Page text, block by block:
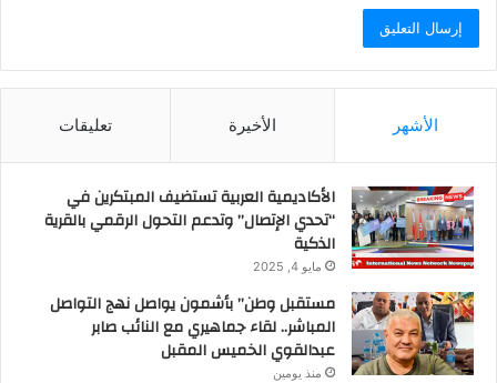
الأشهر الأخيرة تعليقات
الأكاديمية العربية تستضيف المبتكرين في
“تحدي الإتصال” وتدعم التحول الرقمي بالقرية
الذكية
مايو 4, 2025
مستقبل وطن” بأشمون يواصل نهج التواصل
المباشر.. لقاء جماهيري مع النائب صابر
عبدالقوي الخميس المقبل
منذ يومين